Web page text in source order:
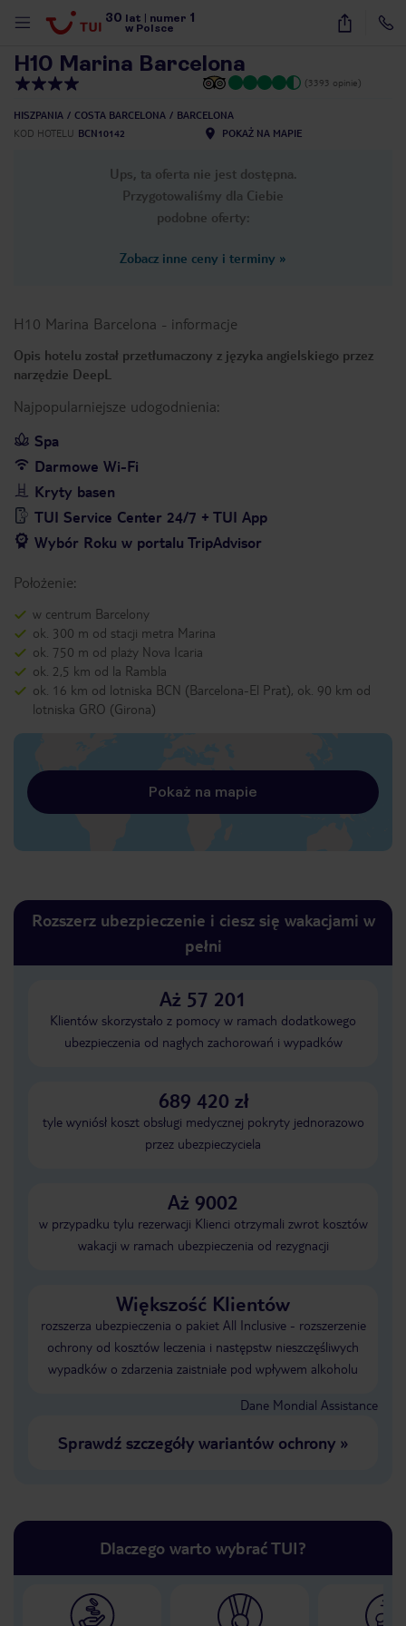
30 lat numer 1
w Polsce
30
H10 Marina Barcelona
(3393 opinie)
HISZPANIA COSTA BARCELONA
BARCELONA
KOD HOTELU BCN10142 POKAŻ NA MAPIE
Ups, ta oferta nie jest dostępna.
Przygotowaliśmy dla Ciebie
podobne oferty:
Zobacz inne ceny i terminy »
H10 Marina Barcelona - informacje
Opis hotelu został przetłumaczony z języka angielskiego przez
narzędzie DeepL
Najpopularniejsze udogodnienia:
Spa
Darmowe Wi-Fi
Kryty basen
TUI Service Center 24/7 + TUI App
Wybór Roku w portalu TripAdvisor
Położenie:
w centrum Barcelony
ok. 300 m od stacji metra Marina
ok. 750 m od plaży Nova Icaria
ok. 2,5 km od la Rambla
ok. 16 km od lotniska BCN (Barcelona-El Prat), ok. 90 km od
lotniska GRO (Girona)
Pokaż na mapie
Rozszerz ubezpieczenie i ciesz się wakacjami w
pełni
Aż 57 201
Klientów skorzystało z pomocy w ramach dodatkowego
ubezpieczenia od nagłych zachorowań i wypadków
689 420 zł
tyle wyniósł koszt obsługi medycznej pokryty jednorazowo
przez ubezpieczyciela
Aż 9002
w przypadku tylu rezerwacji Klienci otrzymali zwrot kosztów
wakacji w ramach ubezpieczenia od rezygnacji
Większość Klientów
rozszerza ubezpieczenia o pakiet All Inclusive - rozszerzenie
ochrony od kosztów leczenia i następstw nieszczęśliwych
wypadków o zdarzenia zaistniałe pod wpływem alkoholu
Dane Mondial Assistance
Sprawdź szczegóły wariantów ochrony»
Dlaczego warto wybrać TUI?